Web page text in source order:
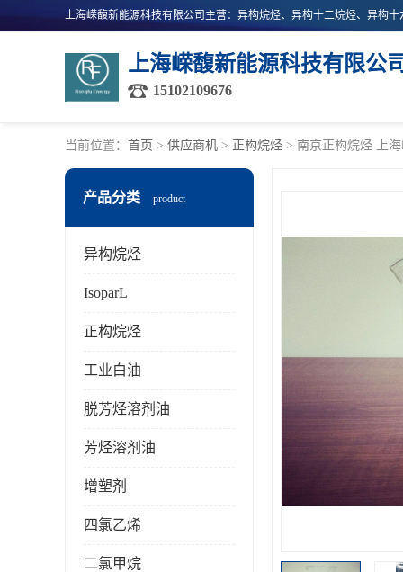
上海嵘馥新能源科技有限公
15102109676
当前位置： 首页 > 供应商机 > 正构烷烃 > 南京正构烷烃 上
产品分类 product
异构烷烃
IsoparL
正构烷烃
工业白油
脱芳烃溶剂油
芳烃溶剂油
增塑剂
四氯乙烯
二氯甲烷